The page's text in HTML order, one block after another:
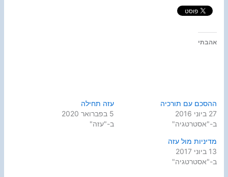
אהבתי
ההסכם עם תורכיה
27 ביוני 2016
ב-"אסטרטגיה"
עזה תחילה
5 בפברואר 2020
ב-"עזה"
מדיניות מול עזה
13 ביוני 2017
ב-"אסטרטגיה"